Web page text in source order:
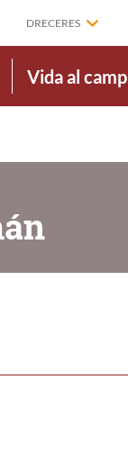
DRECERES
Vida al